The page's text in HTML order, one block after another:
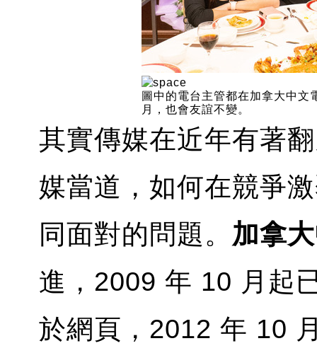
圖中的電台主管都在加拿大中
月，也會友誼不變。
其實傳媒在近年有著
媒當道，如何在競爭
同面對的問題。 加拿
進，2009 年 10 月起
於網頁，2012 年 10